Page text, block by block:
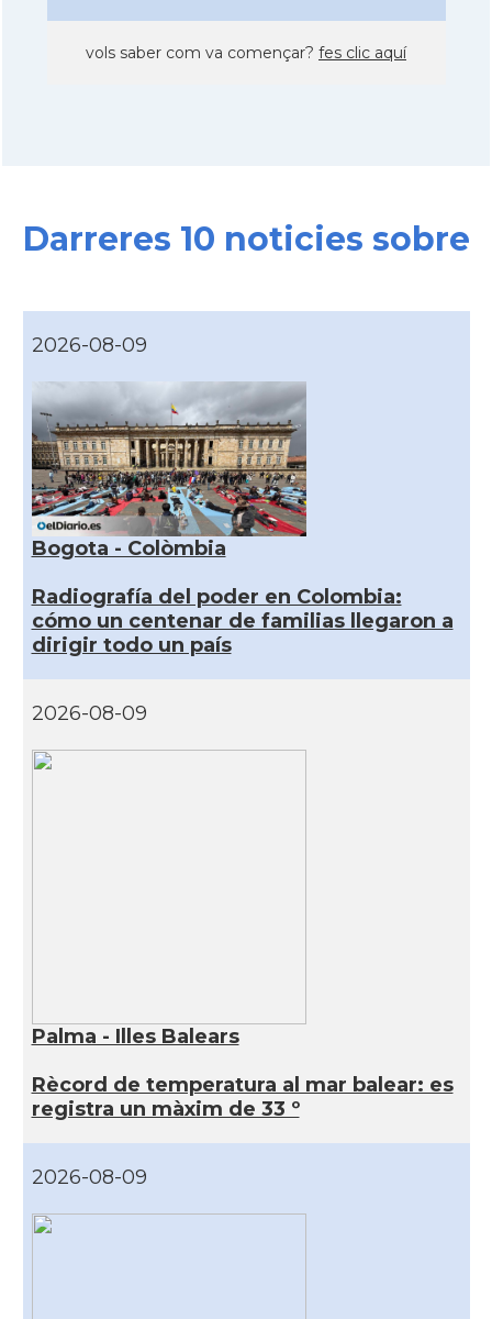
vols saber com va començar? fes clic aquí
Darreres 10 noticies sobre
2026-08-09
Bogota - Colòmbia
Radiografía del poder en Colombia:
cómo un centenar de familias llegaron a
dirigir todo un país
2026-08-09
Palma - Illes Balears
Rècord de temperatura al mar balear: es
registra un màxim de 33 º
2026-08-09